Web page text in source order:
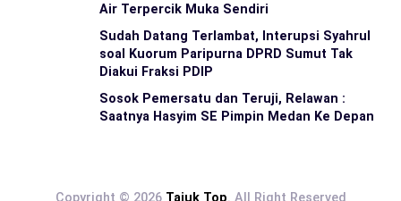
Air Terpercik Muka Sendiri
Sudah Datang Terlambat, Interupsi Syahrul
soal Kuorum Paripurna DPRD Sumut Tak
Diakui Fraksi PDIP
Sosok Pemersatu dan Teruji, Relawan :
Saatnya Hasyim SE Pimpin Medan Ke Depan
Copyright © 2026 Tajuk Top. All Right Reserved